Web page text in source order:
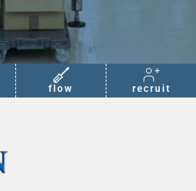
flow recruit